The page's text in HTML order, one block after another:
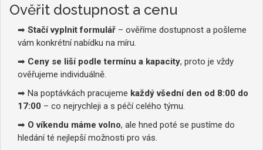
Ověřit dostupnost a cenu
➡ Stačí vyplnit formulář – ověříme dostupnost a pošleme
vám konkrétní nabídku na míru.
➡ Ceny se liší podle termínu a kapacity, proto je vždy
ověřujeme individuálně.
➡ Na poptávkách pracujeme každý všední den od 8:00 do
17:00 – co nejrychleji a s péčí celého týmu.
➡ O víkendu máme volno, ale hned poté se pustíme do
hledání té nejlepší možnosti pro vás.